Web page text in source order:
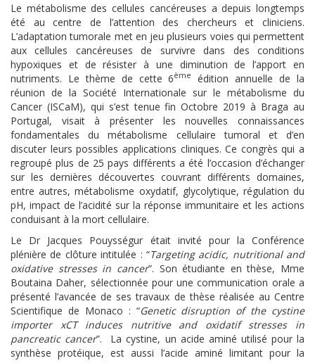
Le métabolisme des cellules cancéreuses a depuis longtemps
été au centre de l’attention des chercheurs et cliniciens.
L’adaptation tumorale met en jeu plusieurs voies qui permettent
aux cellules cancéreuses de survivre dans des conditions
hypoxiques et de résister à une diminution de l’apport en
nutriments. Le thème de cette 6ème
édition annuelle de la
réunion de la Société Internationale sur le métabolisme du
Cancer (ISCaM), qui s’est tenue fin Octobre 2019 à Braga au
Portugal, visait à présenter les nouvelles connaissances
fondamentales du métabolisme cellulaire tumoral et d’en
discuter leurs possibles applications cliniques. Ce congrès qui a
regroupé plus de 25 pays différents a été l’occasion d’échanger
sur les dernières découvertes couvrant différents domaines,
entre autres, métabolisme oxydatif, glycolytique, régulation du
pH, impact de l’acidité sur la réponse immunitaire et les actions
conduisant à la mort cellulaire.
Le Dr Jacques Pouysségur était invité pour la Conférence
plénière de clôture intitulée : “Targeting acidic, nutritional and
oxidative stresses in cancer”. Son étudiante en thèse, Mme
Boutaina Daher, sélectionnée pour une communication orale a
présenté l’avancée de ses travaux de thèse réalisée au Centre
Scientifique de Monaco : “Genetic disruption of the cystine
importer xCT induces nutritive and oxidatif stresses in
pancreatic cancer”. La cystine, un acide aminé utilisé pour la
synthèse protéique, est aussi l’acide aminé limitant pour la